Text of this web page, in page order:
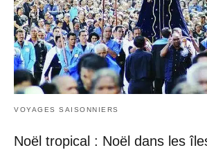
VOYAGES SAISONNIERS
Noël tropical : Noël dans les